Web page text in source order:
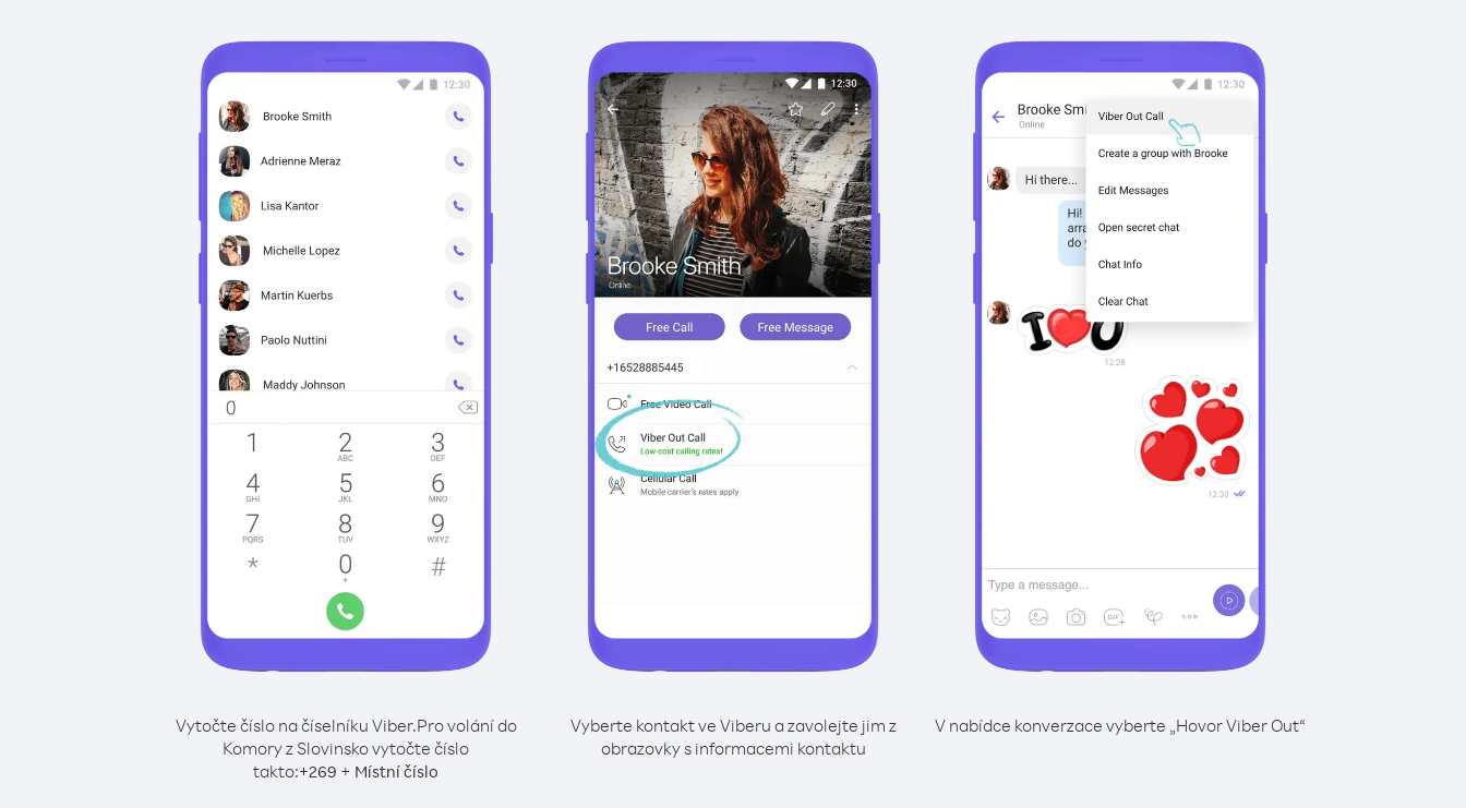
Vytočte číslo na číselníku Viber.Pro volání do
Komory z Slovinsko vytočte číslo
takto:+269 + Místní číslo
Vyberte kontakt ve Viberu a zavolejte jim z
obrazovky s informacemi kontaktu
V nabídce konverzace vyberte „Hovor Viber Out“